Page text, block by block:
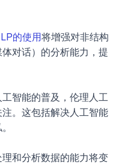
的使用将增强对非结构
对话）的分析能力，提
工智能的普及，伦理人工
。这包括解决人工智能
和分析数据的能力将变